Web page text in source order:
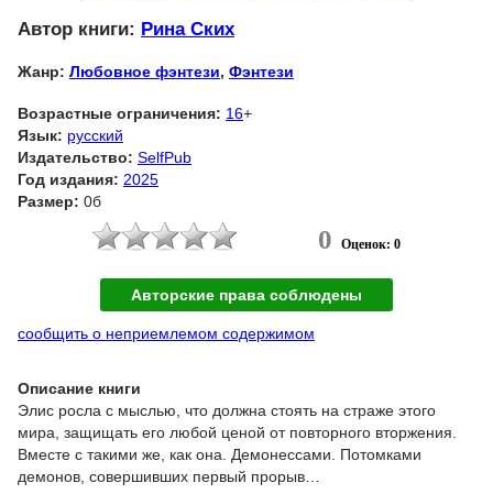
Автор книги: Рина Ских
Жанр: Любовное фэнтези, Фэнтези
Возрастные ограничения: 16+
Язык: русский
Издательство: SelfPub
Год издания: 2025
Размер: 0б
0 Оценок: 0
Авторские права соблюдены
сообщить о неприемлемом содержимом
Описание книги
Элис росла с мыслью, что должна стоять на страже этого
мира, защищать его любой ценой от повторного вторжения.
Вместе с такими же, как она. Демонессами. Потомками
демонов, совершивших первый прорыв…